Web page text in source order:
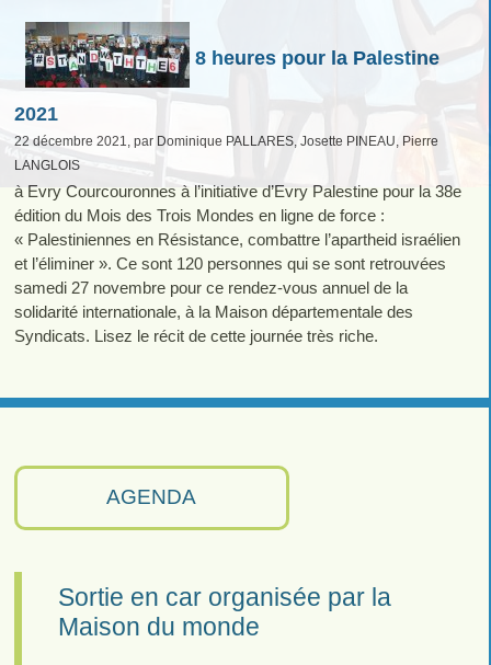
AGENDA
Sortie en car organisée par la
Maison du monde
8 heures pour la Palestine
2021
22 décembre 2021, par Dominique PALLARES, Josette PINEAU, Pierre
LANGLOIS
à Evry Courcouronnes à l’initiative d’Evry Palestine pour la 38e
édition du Mois des Trois Mondes en ligne de force :
« Palestiniennes en Résistance, combattre l’apartheid israélien
et l’éliminer ». Ce sont 120 personnes qui se sont retrouvées
samedi 27 novembre pour ce rendez-vous annuel de la
solidarité internationale, à la Maison départementale des
Syndicats. Lisez le récit de cette journée très riche.